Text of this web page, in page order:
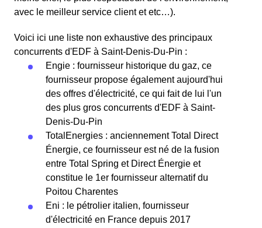
avec le meilleur service client et etc…).
Voici ici une liste non exhaustive des principaux
concurrents d'EDF à Saint-Denis-Du-Pin :
Engie : fournisseur historique du gaz, ce
fournisseur propose également aujourd'hui
des offres d'électricité, ce qui fait de lui l'un
des plus gros concurrents d'EDF à Saint-
Denis-Du-Pin
TotalEnergies : anciennement Total Direct
Énergie, ce fournisseur est né de la fusion
entre Total Spring et Direct Énergie et
constitue le 1er fournisseur alternatif du
Poitou Charentes
Eni : le pétrolier italien, fournisseur
d'électricité en France depuis 2017